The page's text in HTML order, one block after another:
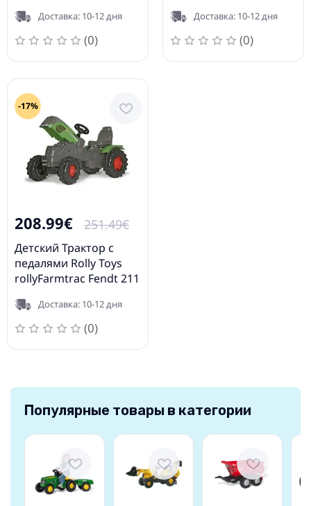
Доставка: 10-12 дня
(0)
700035Доставка: 10-12 дня
(0)
-17%
208.99€ 251.49€
Детский Трактор с
педалями Rolly Toys
rollyFarmtrac Fendt 211
Доставка: 10-12 дня
(0)
Популярные товары в категории